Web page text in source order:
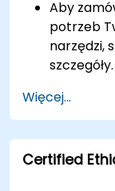
Aby
potrzeb
narzędzi,
szczegóły.
Więcej...
Certified